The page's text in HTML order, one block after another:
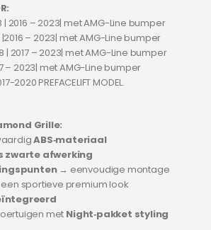
| 2016 – 2023| met AMG-Line bumper
|2016 – 2023| met AMG-Line bumper
| 2017 – 2023| met AMG-Line bumper
– 2023| met AMG-Line bumper
2020 PREFACELIFT MODEL.
Grille:
ABS‑materiaal
zwarte afwerking
→ eenvoudige montage
sportieve premium look
met Night‑pakket styling